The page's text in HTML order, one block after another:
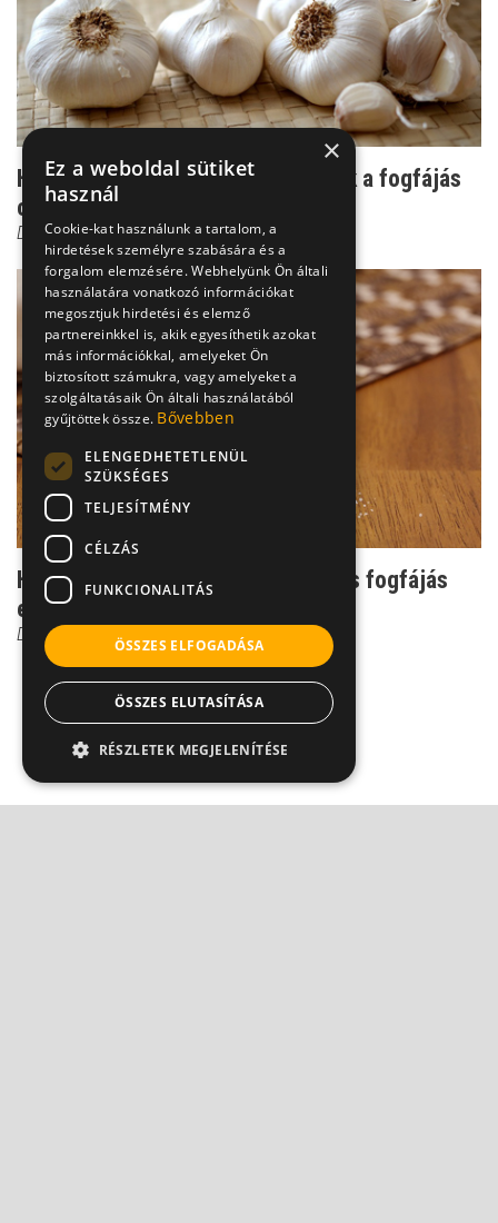
Használhatnak-e a népi módszerek a fogfájás
csillapításához?
Dr. Dabasi András
Használhat-e a sós vizes öblögetés fogfájás
ellen?
Dr. Dabasi András
×
Ez a weboldal sütiket
használ
Cookie-kat használunk a tartalom, a
hirdetések személyre szabására és a
forgalom elemzésére. Webhelyünk Ön általi
használatára vonatkozó információkat
megosztjuk hirdetési és elemző
partnereinkkel is, akik egyesíthetik azokat
más információkkal, amelyeket Ön
biztosított számukra, vagy amelyeket a
szolgáltatásaik Ön általi használatából
gyűjtöttek össze. Bővebben
ELENGEDHETETLENÜL
SZÜKSÉGES
TELJESÍTMÉNY
CÉLZÁS
FUNKCIONALITÁS
ÖSSZES ELFOGADÁSA
ÖSSZES ELUTASÍTÁSA
RÉSZLETEK MEGJELENÍTÉSE